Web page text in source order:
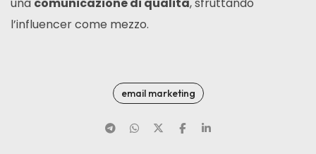
l’influencer come mezzo.
email marketing